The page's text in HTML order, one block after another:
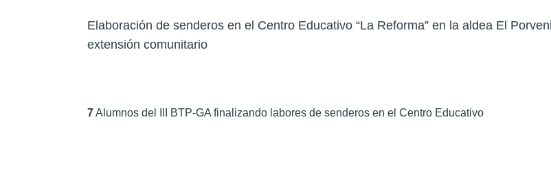
Elaboración de senderos en el Centro Educativo “La Reforma” en la aldea El
extensión comunitario
7Alumnos del III BTP-GA finalizando labores de senderos en el Centro Educativo